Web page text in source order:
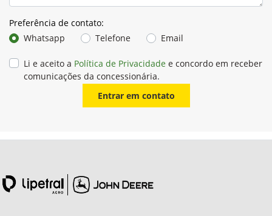
Preferência de contato:
Whatsapp
Telefone Email
Li e aceito a Política de Privacidade e concordo em receber
comunicações da concessionária.
Entrar em contato